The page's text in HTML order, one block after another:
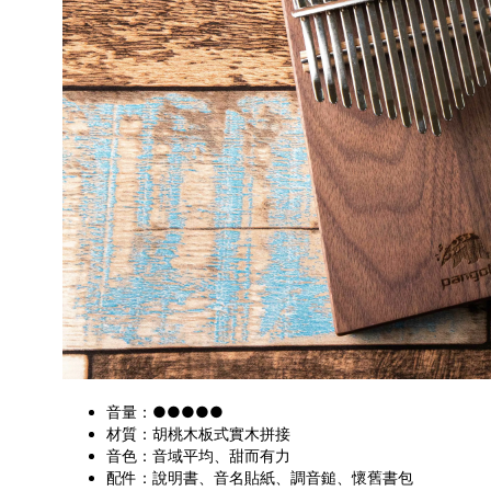
音量：●●●●●
材質：胡桃木板式實木拼接
音色：音域平均、甜而有力
配件：說明書、音名貼紙、調音鎚、懷舊書包